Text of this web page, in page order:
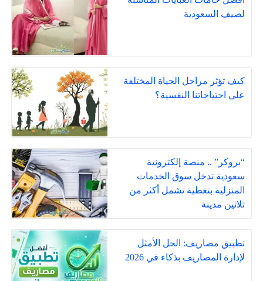
لصيف السعودية
كيف تؤثر مراحل الحياة المختلفة
على احتياجاتنا النفسية؟
“بروكر” .. منصة إلكترونية
سعودية تدخل سوق الخدمات
المنزلية بتغطية تشمل أكثر من
ثلاثين مدينة
تطبيق مصاريف: الحل الأمثل
لإدارة المصاريف بذكاء في 2026